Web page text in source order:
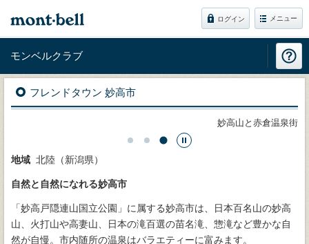
ログイン メニュー
モンベルクラブ
フレンドタウン 妙高市
妙高山と赤倉温泉街
地域 北陸（新潟県）
自然と自然になれる妙高市
「妙高戸隠連山国立公園」に属する妙高市は、日本百名山の妙高
山、火打山や高妻山、日本の滝百選の苗名滝、惣滝など豊かな自
然が自慢。市内随所の温泉はバラエティーに富みます。